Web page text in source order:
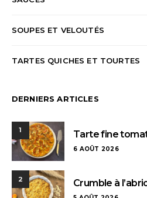
SOUPES ET VELOUTÉS
TARTES QUICHES ET TOURTES
DERNIERS ARTICLES
1 Tarte fine
6 AOÛT 2026
2 Crumble à